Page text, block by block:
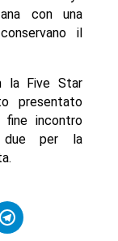
con una
il
la Five Star
presentato
incontro
per la